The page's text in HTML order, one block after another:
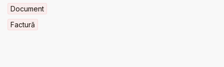
Document
Factură